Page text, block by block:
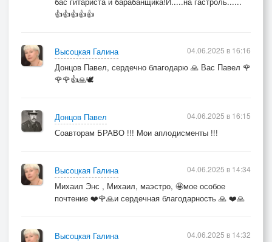
👍👍👍👍👍
Высоцкая Галина
Донцов Павел, сердечно благодарю 🙏 Вас Павел 🌹
🌹🌹👍🙏🕊️
04.06.2025 в 16:16
Донцов Павел
Соавторам БРАВО !!! Мои аплодисменты !!!
04.06.2025 в 16:15
Высоцкая Галина
Михаил Энс , Михаил, маэстро, 🤩мое особое
почтение ❤️🌹🙏и сердечная благодарность 🙏 ❤️🙏
04.06.2025 в 14:34
Высоцкая Галина
04.06.2025 в 14:32